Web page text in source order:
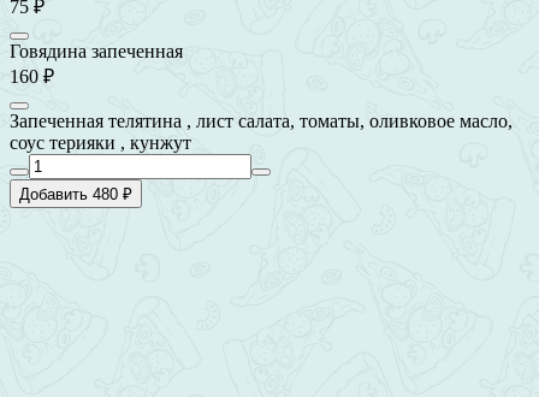
75 ₽
Говядина запеченная
160 ₽
Запеченная телятина , лист салата, томаты, оливковое масло,
соус терияки , кунжут
Добавить 480 ₽